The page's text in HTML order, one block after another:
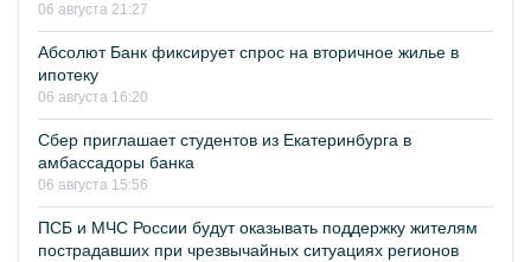
06 августа 21:27
Абсолют Банк фиксирует спрос на вторичное жилье в
ипотеку
06 августа 16:20
Сбер приглашает студентов из Екатеринбурга в
амбассадоры банка
06 августа 15:56
ПСБ и МЧС России будут оказывать поддержку жителям
пострадавших при чрезвычайных ситуациях регионов